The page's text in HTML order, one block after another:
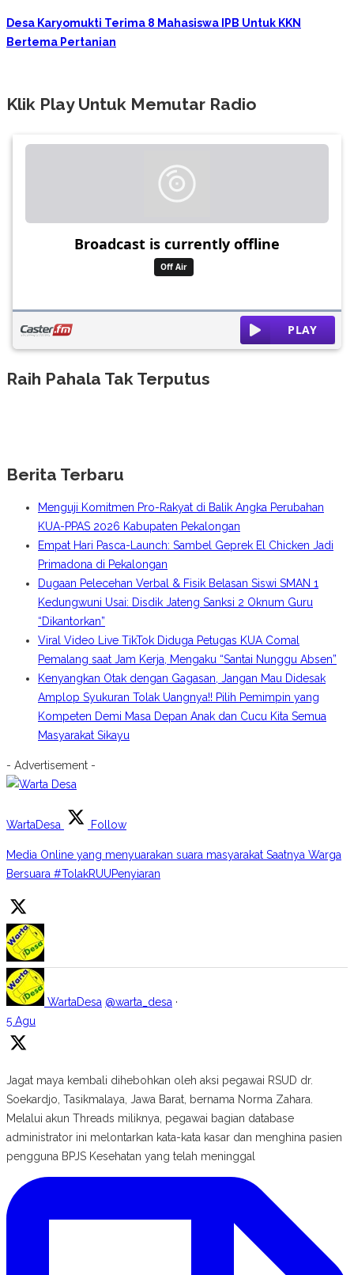
Desa Karyomukti Terima 8 Mahasiswa IPB Untuk KKN
Bertema Pertanian
Klik Play Untuk Memutar Radio
Raih Pahala Tak Terputus
Berita Terbaru
Menguji Komitmen Pro-Rakyat di Balik Angka Perubahan
KUA-PPAS 2026 Kabupaten Pekalongan
Empat Hari Pasca-Launch: Sambel Geprek El Chicken Jadi
Primadona di Pekalongan
Dugaan Pelecehan Verbal & Fisik Belasan Siswi SMAN 1
Kedungwuni Usai: Disdik Jateng Sanksi 2 Oknum Guru
“Dikantorkan”
Viral Video Live TikTok Diduga Petugas KUA Comal
Pemalang saat Jam Kerja, Mengaku “Santai Nunggu Absen”
Kenyangkan Otak dengan Gagasan, Jangan Mau Didesak
Amplop Syukuran Tolak Uangnya!! Pilih Pemimpin yang
Kompeten Demi Masa Depan Anak dan Cucu Kita Semua
Masyarakat Sikayu
- Advertisement -
WartaDesa Follow
Media Online yang menyuarakan suara masyarakat Saatnya Warga
Bersuara #TolakRUUPenyiaran
WartaDesa @warta_desa ·
5 Agu
Jagat maya kembali dihebohkan oleh aksi pegawai RSUD dr.
Soekardjo, Tasikmalaya, Jawa Barat, bernama Norma Zahara.
Melalui akun Threads miliknya, pegawai bagian database
administrator ini melontarkan kata-kata kasar dan menghina pasien
pengguna BPJS Kesehatan yang telah meninggal